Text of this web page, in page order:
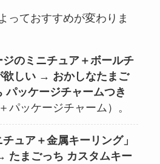
っておすすめが変わりま
ジのミニチュア＋ボールチ
欲しい→ おかしなたまご
パッケージチャームつき
パッケージチャーム）。
チュア＋金属キーリング」
たまごっち カスタムキー